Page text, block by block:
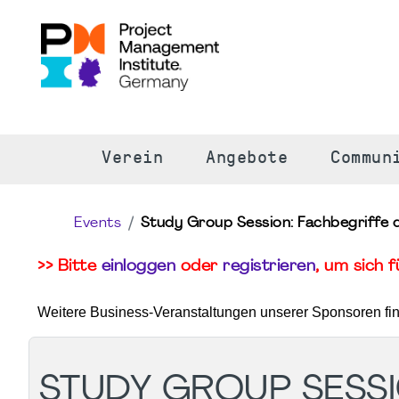
Verein Angebote
Events Study Group Session: Fachbegriffe
>> Bitte einloggen oder registrieren, um sich
Weitere Business-Veranstaltungen unserer Sponsoren
STUDY GROUP